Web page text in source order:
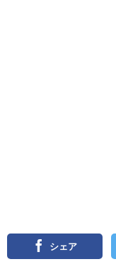
シェア